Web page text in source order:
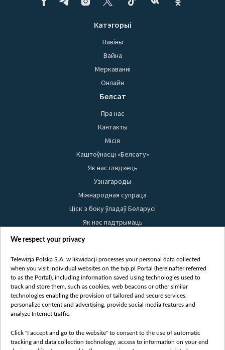
Катэгорыі
Навіны
Вайна
Меркаванні
Онлайн
Белсат
Пра нас
Кантакты
Місія
Каштоўнасці «Белсату»
Як нас глядзець
Узнагароды
Міжнародная супраца
Ціск з боку ўладаў Беларусі
Як нас падтрымаць
Правілы выкарыстання матэрыялаў
Бяспека
Youtube
Белсат news
Белсат Shorts
Жэстачайшы мульт
Belsat English
We respect your privacy
Telewizja Polska S.A. w likwidacji processes your personal data collected
when you visit individual websites on the tvp.pl Portal (hereinafter referred
to as the Portal), including information saved using technologies used to
track and store them, such as cookies, web beacons or other similar
technologies enabling the provision of tailored and secure services,
personalize content and advertising, provide social media features and
analyze Internet traffic.
Click "I accept and go to the website" to consent to the use of automatic
tracking and data collection technology, access to information on your end